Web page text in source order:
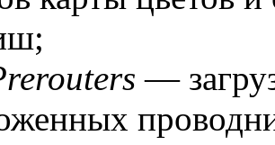
—